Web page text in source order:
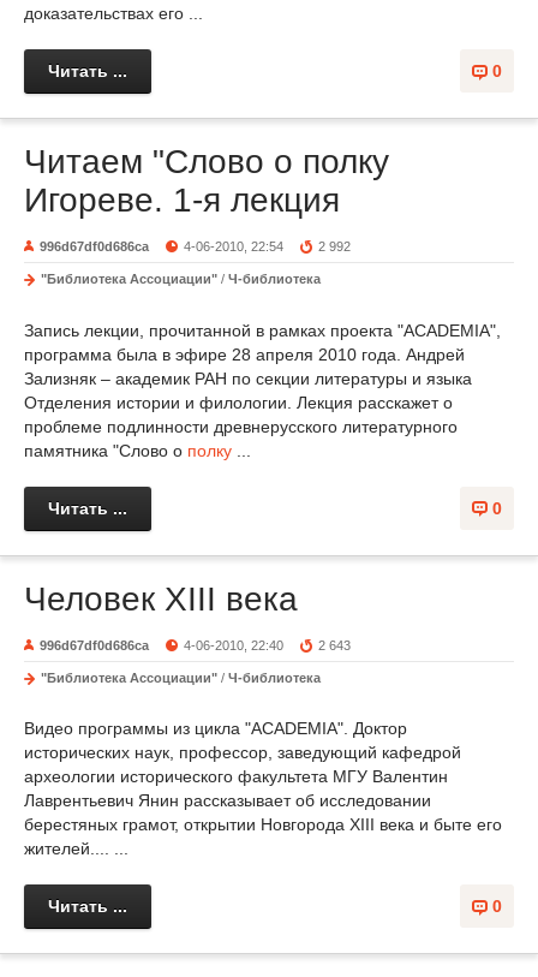
доказательствах его ...
0
Читать ...
Читаем "Слово о полку
Игореве. 1-я лекция
996d67df0d686ca 4-06-2010, 22:54 2 992
"Библиотека Ассоциации" / Ч-библиотека
Запись лекции, прочитанной в рамках проекта "ACADEMIA",
программа была в эфире 28 апреля 2010 года. Андрей
Зализняк – академик РАН по секции литературы и языка
Отделения истории и филологии. Лекция расскажет о
проблеме подлинности древнерусского литературного
памятника "Слово о полку
0
Читать ...
Человек XIII века
996d67df0d686ca 4-06-2010, 22:40 2 643
"Библиотека Ассоциации" / Ч-библиотека
Видео программы из цикла "ACADEMIA". Доктор
исторических наук, профессор, заведующий кафедрой
археологии исторического факультета МГУ Валентин
Лаврентьевич Янин рассказывает об исследовании
берестяных грамот, открытии Новгорода XIII века и быте его
жителей.... ...
0
Читать ...